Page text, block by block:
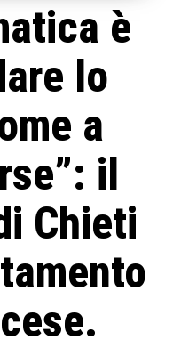
è
lo
a
il
Chieti